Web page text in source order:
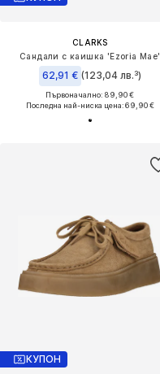
CLARKS
Сандали с каишка 'Ezoria Mae'
62,91 € (123,04 лв.³)
Първоначално: 89,90 €
Последна най-ниска цена:69,90 €
КУПОН